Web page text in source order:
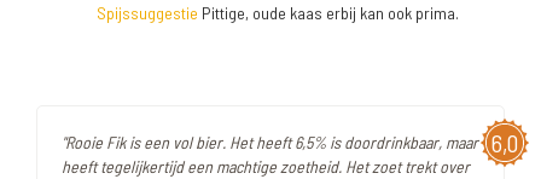
Spijssuggestie Pittige, oude kaas erbij kan ook prima.
6,0
"Rooie Fik is een vol bier. Het heeft 6,5% is doordrinkbaar, maar
heeft tegelijkertijd een machtige zoetheid. Het zoet trekt over